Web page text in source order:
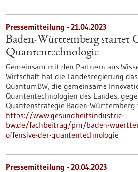
Pressemitteilung - 21.04.2023
Baden-Württemberg startet
Quantentechnologie
Gemeinsam mit den Partnern aus
Wirtschaft hat die Landesregierung
QuantumBW, die gemeinsame
Quantentechnologien des Landes,
Quantenstrategie Baden-Württemberg
https://www.gesundheitsindustrie-
bw.de/fachbeitrag/pm/baden-
offensive-der-quantentechnologie
Pressemitteilung - 20.04.2023